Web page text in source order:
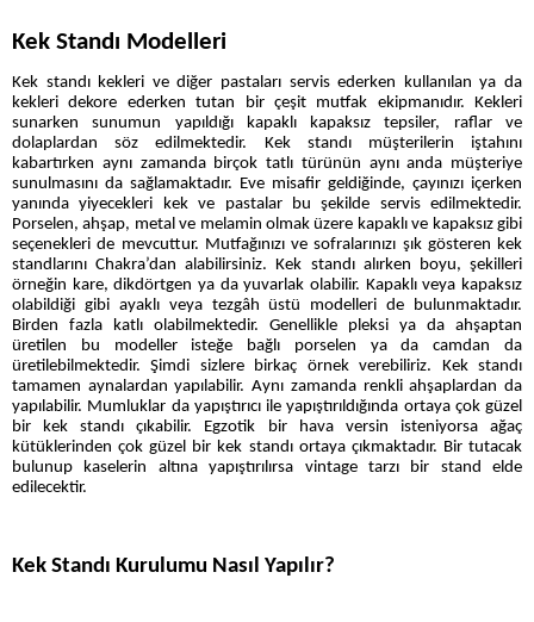
Kek Standı Modelleri
Kek standı kekleri ve diğer pastaları servis ederken kullanılan ya da
kekleri dekore ederken tutan bir çeşit mutfak ekipmanıdır. Kekleri
sunarken sunumun yapıldığı kapaklı kapaksız tepsiler, raflar ve
dolaplardan söz edilmektedir. Kek standı müşterilerin iştahını
kabartırken aynı zamanda birçok tatlı türünün aynı anda müşteriye
sunulmasını da sağlamaktadır. Eve misafir geldiğinde, çayınızı içerken
yanında yiyecekleri kek ve pastalar bu şekilde servis edilmektedir.
Porselen, ahşap, metal ve melamin olmak üzere kapaklı ve kapaksız gibi
seçenekleri de mevcuttur. Mutfağınızı ve sofralarınızı şık gösteren kek
standlarını Chakra’dan alabilirsiniz. Kek standı alırken boyu, şekilleri
örneğin kare, dikdörtgen ya da yuvarlak olabilir. Kapaklı veya kapaksız
olabildiği gibi ayaklı veya tezgâh üstü modelleri de bulunmaktadır.
Birden fazla katlı olabilmektedir. Genellikle pleksi ya da ahşaptan
üretilen bu modeller isteğe bağlı porselen ya da camdan da
üretilebilmektedir. Şimdi sizlere birkaç örnek verebiliriz. Kek standı
tamamen aynalardan yapılabilir. Aynı zamanda renkli ahşaplardan da
yapılabilir. Mumluklar da yapıştırıcı ile yapıştırıldığında ortaya çok güzel
bir kek standı çıkabilir. Egzotik bir hava versin isteniyorsa ağaç
kütüklerinden çok güzel bir kek standı ortaya çıkmaktadır. Bir tutacak
bulunup kaselerin altına yapıştırılırsa vintage tarzı bir stand elde
edilecektir.
Kek Standı Kurulumu Nasıl Yapılır?